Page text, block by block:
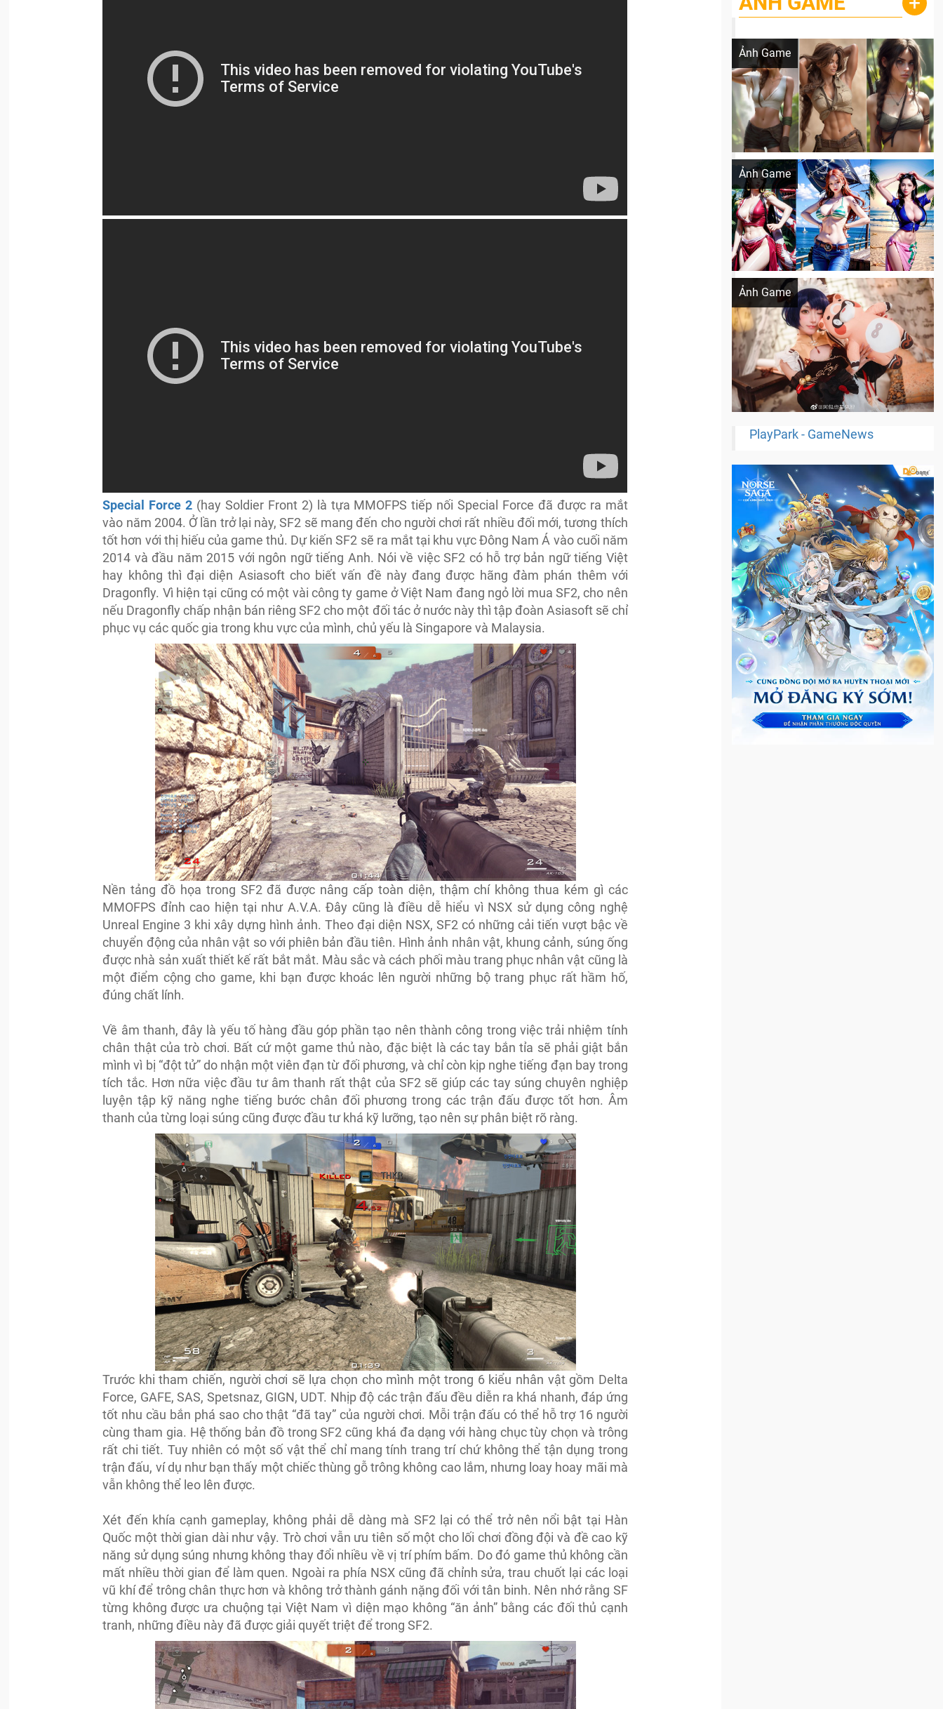
Special Force 2 (hay Soldier Front 2) là tựa MMOFPS tiếp nối Special Force đã được ra mắt
vào năm 2004. Ở lần trở lại này, SF2 sẽ mang đến cho người chơi rất nhiều đối mới, tương thích
tốt hơn với thị hiếu của game thủ. Dự kiến SF2 sẽ ra mắt tại khu vực Đông Nam Á vào cuối năm
2014 và đầu năm 2015 với ngôn ngữ tiếng Anh. Nói về việc SF2 có hỗ trợ bản ngữ tiếng Việt
hay không thì đại diện Asiasoft cho biết vấn đề này đang được hãng đàm phán thêm với
Dragonfly. Vì hiện tại cũng có một vài công ty game ở Việt Nam đang ngỏ lời mua SF2, cho nên
nếu Dragonfly chấp nhận bán riêng SF2 cho một đối tác ở nước này thì tập đoàn Asiasoft sẽ chỉ
phục vụ các quốc gia trong khu vực của mình, chủ yếu là Singapore và Malaysia.
Nền tảng đồ họa trong SF2 đã được nâng cấp toàn diện, thậm chí không thua kém gì các
MMOFPS đỉnh cao hiện tại như A.V.A. Đây cũng là điều dễ hiểu vì NSX sử dụng công nghệ
Unreal Engine 3 khi xây dựng hình ảnh. Theo đại diện NSX, SF2 có những cải tiến vượt bậc về
chuyển động của nhân vật so với phiên bản đầu tiên. Hình ảnh nhân vật, khung cảnh, súng ống
được nhà sản xuất thiết kế rất bắt mắt. Màu sắc và cách phối màu trang phục nhân vật cũng là
một điểm cộng cho game, khi bạn được khoác lên người những bộ trang phục rất hầm hố,
đúng chất lính.
Về âm thanh, đây là yếu tố hàng đầu góp phần tạo nên thành công trong việc trải nhiệm tính
chân thật của trò chơi. Bất cứ một game thủ nào, đặc biệt là các tay bắn tỉa sẽ phải giật bắn
mình vì bị “đột tử” do nhận một viên đạn từ đối phương, và chỉ còn kịp nghe tiếng đạn bay trong
tích tắc. Hơn nữa việc đầu tư âm thanh rất thật của SF2 sẽ giúp các tay súng chuyên nghiệp
luyện tập kỹ năng nghe tiếng bước chân đối phương trong các trận đấu được tốt hơn. Âm
thanh của từng loại súng cũng được đầu tư khá kỹ lưỡng, tạo nên sự phân biệt rõ ràng.
Trước khi tham chiến, người chơi sẽ lựa chọn cho mình một trong 6 kiểu nhân vật gồm Delta
Force, GAFE, SAS, Spetsnaz, GIGN, UDT. Nhịp độ các trận đấu đều diễn ra khá nhanh, đáp ứng
tốt nhu cầu bắn phá sao cho thật “đã tay” của người chơi. Mỗi trận đấu có thể hỗ trợ 16 người
cùng tham gia. Hệ thống bản đồ trong SF2 cũng khá đa dạng với hàng chục tùy chọn và trông
rất chi tiết. Tuy nhiên có một số vật thể chỉ mang tính trang trí chứ không thể tận dụng trong
trận đấu, ví dụ như bạn thấy một chiếc thùng gỗ trông không cao lắm, nhưng loay hoay mãi mà
vẫn không thể leo lên được.
Xét đến khía cạnh gameplay, không phải dễ dàng mà SF2 lại có thể trở nên nổi bật tại Hàn
Quốc một thời gian dài như vậy. Trò chơi vẫn ưu tiên số một cho lối chơi đồng đội và đề cao kỹ
năng sử dụng súng nhưng không thay đổi nhiều về vị trí phím bấm. Do đó game thủ không cần
mất nhiều thời gian để làm quen. Ngoài ra phía NSX cũng đã chỉnh sửa, trau chuốt lại các loại
vũ khí để trông chân thực hơn và không trở thành gánh nặng đối với tân binh. Nên nhớ rằng SF
từng không được ưa chuộng tại Việt Nam vì diện mạo không “ăn ảnh” bằng các đối thủ cạnh
tranh, những điều này đã được giải quyết triệt để trong SF2.
Ảnh Game
Lala Croft vừa nóng vừa xinh dưới nét vẽ
Ảnh Game
Khi AI Cosplay gái đẹp One Piece
Ảnh Game
Cosplay Xiangling siêu cute
PlayPark - GameNews